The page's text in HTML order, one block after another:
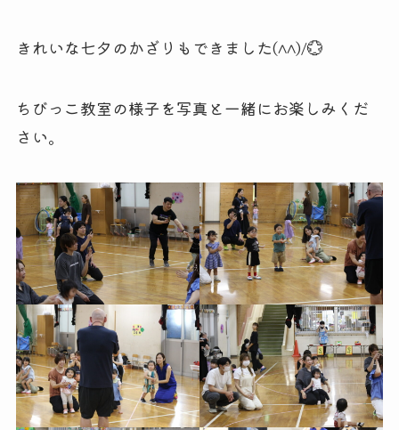
きれいな七夕のかざりもできました(^^)/💮
ちびっこ教室の様子を写真と一緒にお楽しみくだ
さい。